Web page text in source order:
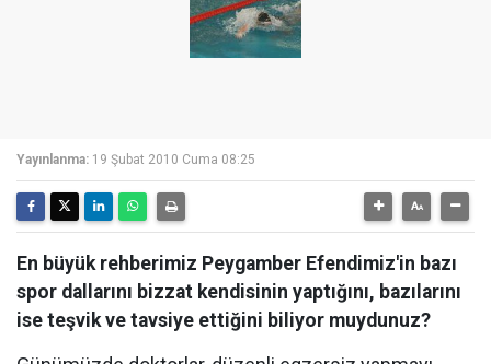
Yayınlanma: 19 Şubat 2010 Cuma 08:25
En büyük rehberimiz Peygamber Efendimiz'in bazı
spor dallarını bizzat kendisinin yaptığını, bazılarını
ise teşvik ve tavsiye ettiğini biliyor muydunuz?